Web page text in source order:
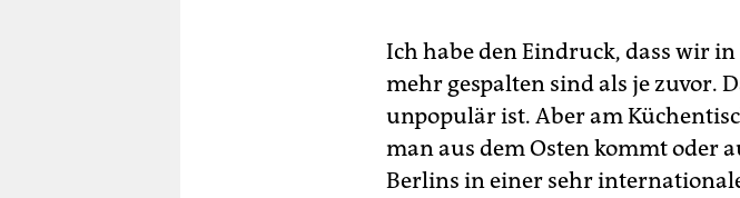
Ich habe den Eindruck, dass wir
mehr gespalten sind als je zuvor.
unpopulär ist. Aber am
man aus dem Osten kommt oder
Berlins in einer sehr